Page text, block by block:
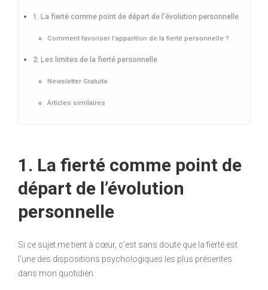
1. La fierté comme point de départ de l’évolution personnelle
Comment favoriser l’apparition de la fierté personnelle ?
2. Les limites de la fierté personnelle
Newsletter Gratuite
Articles similaires
1. La fierté comme point de
départ de l’évolution
personnelle
Si ce sujet me tient à cœur, c’est sans doute que la fierté est
l’une des dispositions psychologiques les plus présentes
dans mon quotidien.